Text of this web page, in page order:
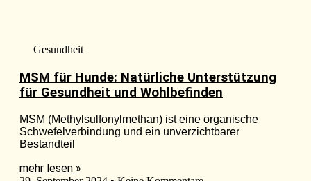
Gesundheit
MSM für Hunde: Natürliche Unterstützung
für Gesundheit und Wohlbefinden
MSM (Methylsulfonylmethan) ist eine organische
Schwefelverbindung und ein unverzichtbarer
Bestandteil
mehr lesen »